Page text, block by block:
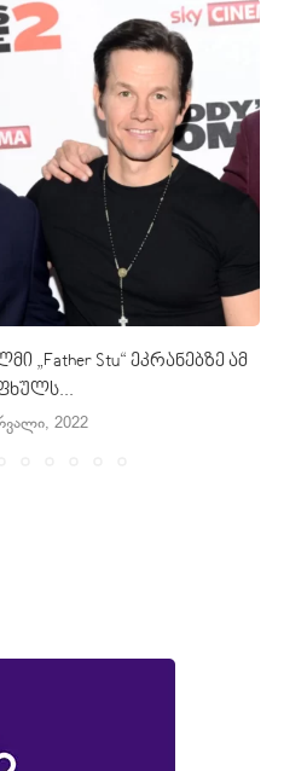
„Father Stu“ ეკრანებზე ამ
2022